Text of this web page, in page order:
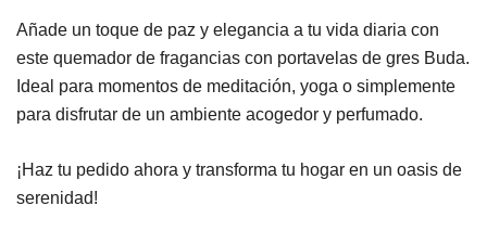
Añade un toque de paz y elegancia a tu vida diaria con
este quemador de fragancias con portavelas de gres Buda.
Ideal para momentos de meditación, yoga o simplemente
para disfrutar de un ambiente acogedor y perfumado.
¡Haz tu pedido ahora y transforma tu hogar en un oasis de
serenidad!